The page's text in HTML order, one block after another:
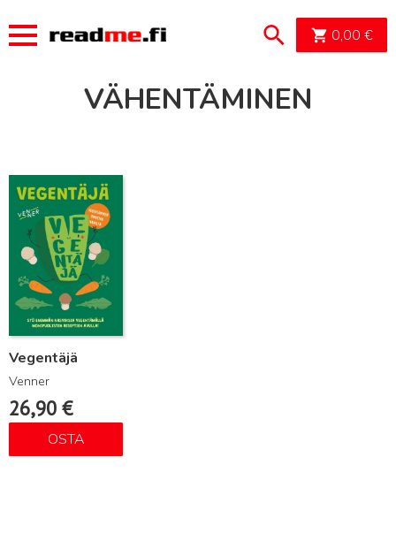
0,00 €
VÄHENTÄMINEN
Vegentäjä
Venner
26,90 €
OSTA
Lue lisää